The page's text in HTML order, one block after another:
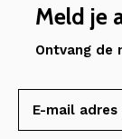
Meld je
Ontvang de